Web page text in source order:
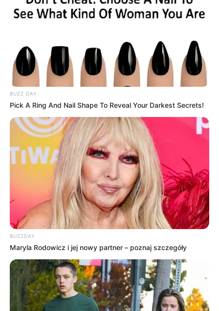
BUZZ DAY
Pick A Ring And Nail Shape To Reveal Your Darkest Secrets!
BUZZDAY
Maryla Rodowicz i jej nowy partner – poznaj szczegóły